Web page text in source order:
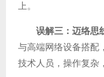
上。
误解三：迈络思
与高端网络设备搭配
技术人员，操作复杂